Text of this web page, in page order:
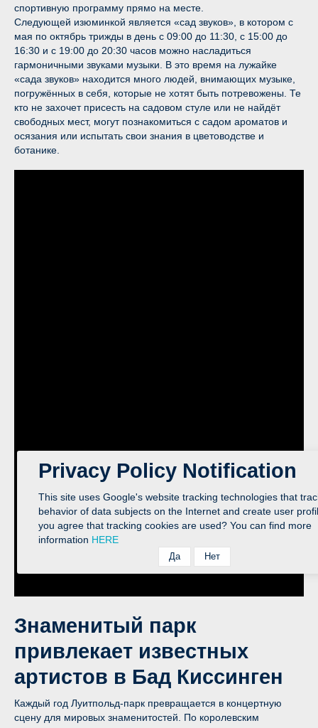
спортивную программу прямо на месте.
Следующей изюминкой является «сад звуков», в котором с
мая по октябрь трижды в день с 09:00 до 11:30, с 15:00 до
16:30 и с 19:00 до 20:30 часов можно насладиться
гармоничными звуками музыки. В это время на лужайке
«сада звуков» находится много людей, внимающих музыке,
погружённых в себя, которые не хотят быть потревожены. Те
кто не захочет присесть на садовом стуле или не найдёт
свободных мест, могут познакомиться с садом ароматов и
осязания или испытать свои знания в цветоводстве и
ботанике.
Знаменитый парк
привлекает известных
артистов в Бад Киссинген
Каждый год Луитпольд-парк превращается в концертную
сцену для мировых знаменитостей. По королевским
Privacy Policy Notification
This site uses Google's website tracking technologies that
behavior of data subjects on the Internet and create user
you agree that tracking cookies are used? You can find more
information HERE